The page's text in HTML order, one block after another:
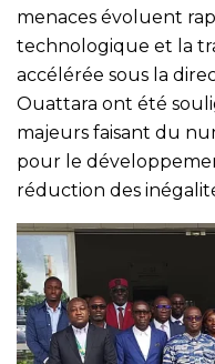
menaces évoluent
technologique et la
accélérée sous la
Ouattara ont été
majeurs faisant du
pour le
réduction des